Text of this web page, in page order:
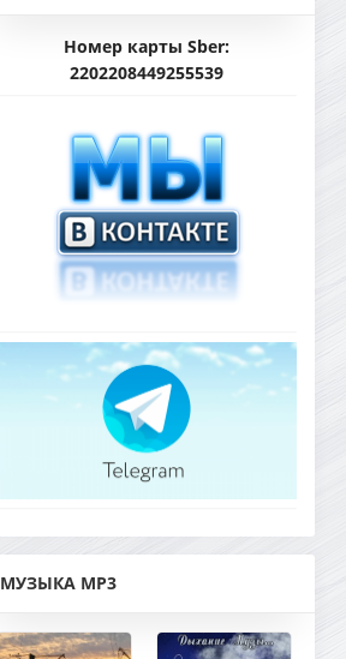
Номер карты Sber:
2202208449255539
МУЗЫКА MP3